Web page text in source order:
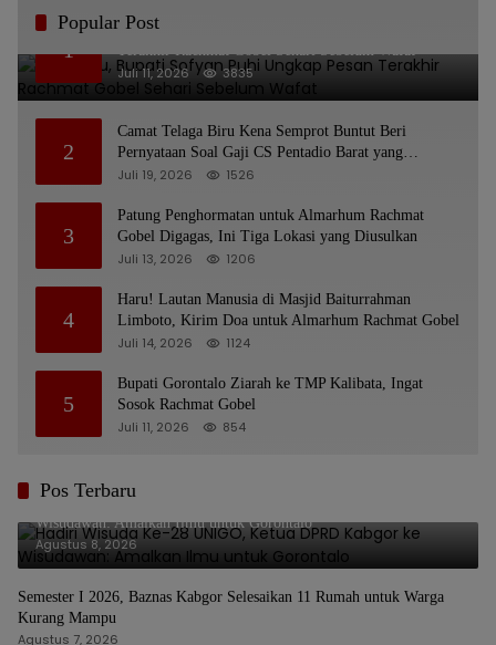
Popular Post
1
Bikin Haru, Bupati Sofyan Puhi Ungkap Pesan
Terakhir Rachmat Gobel Sehari Sebelum Wafat
Juli 11, 2026 3835
2
Camat Telaga Biru Kena Semprot Buntut Beri
Pernyataan Soal Gaji CS Pentadio Barat yang
Nunggak
Juli 19, 2026 1526
3
Patung Penghormatan untuk Almarhum Rachmat
Gobel Digagas, Ini Tiga Lokasi yang Diusulkan
Juli 13, 2026 1206
4
Haru! Lautan Manusia di Masjid Baiturrahman
Limboto, Kirim Doa untuk Almarhum Rachmat Gobel
Juli 14, 2026 1124
5
Bupati Gorontalo Ziarah ke TMP Kalibata, Ingat
Sosok Rachmat Gobel
Juli 11, 2026 854
Pos Terbaru
Hadiri Wisuda Ke-28 UNIGO, Ketua DPRD Kabgor ke
Wisudawan: Amalkan Ilmu untuk Gorontalo
Agustus 8, 2026
Semester I 2026, Baznas Kabgor Selesaikan 11 Rumah untuk Warga
Kurang Mampu
Agustus 7, 2026